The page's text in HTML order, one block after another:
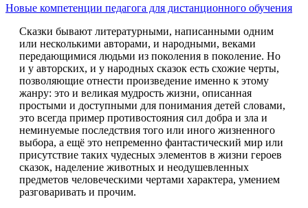
Новые компетенции педагога для дистанционного обучения
Сказки бывают литературными, написанными одним
или несколькими авторами, и народными, веками
передающимися людьми из поколения в поколение. Но
и у авторских, и у народных сказок есть схожие черты,
позволяющие отнести произведение именно к этому
жанру: это и великая мудрость жизни, описанная
простыми и доступными для понимания детей словами,
это всегда пример противостояния сил добра и зла и
неминуемые последствия того или иного жизненного
выбора, а ещё это непременно фантастический мир или
присутствие таких чудесных элементов в жизни героев
сказок, наделение животных и неодушевленных
предметов человеческими чертами характера, умением
разговаривать и прочим.